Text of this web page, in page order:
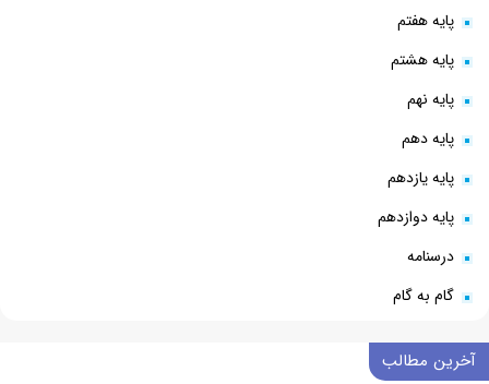
پایه هفتم
پایه هشتم
پایه نهم
پایه دهم
پایه یازدهم
پایه دوازدهم
درسنامه
گام به گام
آخرین مطالب